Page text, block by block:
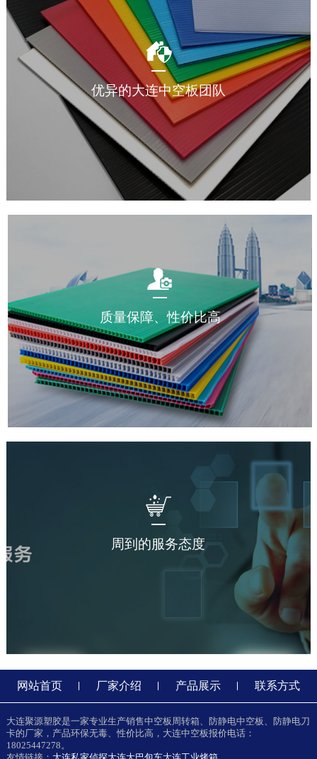
优异的大连中空板团队
质量保障、性价比高
周到的服务态度
网站首页 厂家介绍 产品展示 联系方式
大连聚源塑胶是一家专业生产销售中空板周转箱、防静电中空板、防静电刀
卡的厂家，产品环保无毒、性价比高，大连中空板报价电话：
18025447278。